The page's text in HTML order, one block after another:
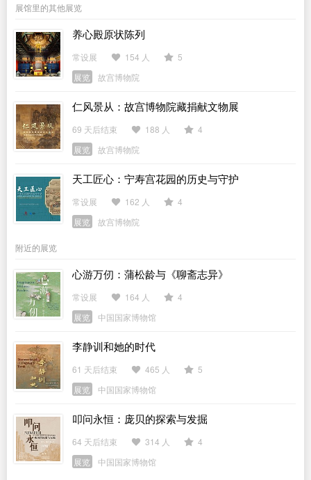
展馆里的其他展览
养心殿原状陈列
常设展 154 人
5
展览
故宫博物院
仁风景从：故宫博物院藏捐献文物展
69 天后结束 188 人
4
展览
故宫博物院
天工匠心：宁寿宫花园的历史与守护
常设展 162 人
4
展览
故宫博物院
附近的展览
心游万仞：蒲松龄与《聊斋志异》
常设展 164 人
4
展览
中国国家博物馆
李静训和她的时代
61 天后结束 465 人
5
展览
中国国家博物馆
叩问永恒：庞贝的探索与发掘
64 天后结束 314 人
4
展览
中国国家博物馆